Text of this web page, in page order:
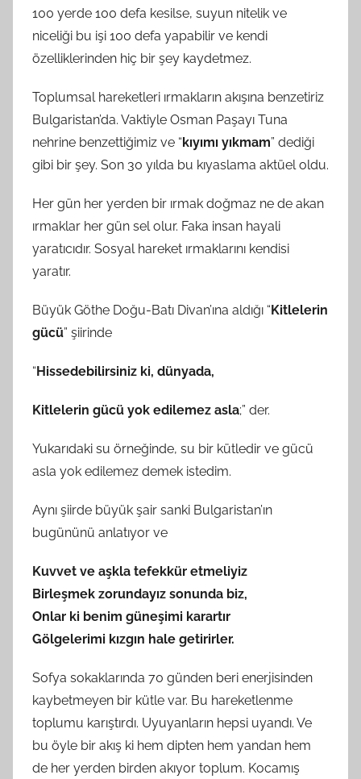
100 yerde 100 defa kesilse, suyun nitelik ve
niceliği bu işi 100 defa yapabilir ve kendi
özelliklerinden hiç bir şey kaydetmez.
Toplumsal hareketleri ırmakların akışına benzetiriz
Bulgaristan’da. Vaktiyle Osman Paşayı Tuna
nehrine benzettiğimiz ve “kıyımı yıkmam” dediği
gibi bir şey. Son 30 yılda bu kıyaslama aktüel oldu.
Her gün her yerden bir ırmak doğmaz ne de akan
ırmaklar her gün sel olur. Faka insan hayali
yaratıcıdır. Sosyal hareket ırmaklarını kendisi
yaratır.
Büyük Göthe Doğu-Batı Divan’ına aldığı “Kitlelerin
gücü” şiirinde
“Hissedebilirsiniz ki, dünyada,
Kitlelerin gücü yok edilemez asla;” der.
Yukarıdaki su örneğinde, su bir kütledir ve gücü
asla yok edilemez demek istedim.
Aynı şiirde büyük şair sanki Bulgaristan’ın
bugününü anlatıyor ve
Kuvvet ve aşkla tefekkür etmeliyiz
Birleşmek zorundayız sonunda biz,
Onlar ki benim güneşimi karartır
Gölgelerimi kızgın hale getirirler.
Sofya sokaklarında 70 günden beri enerjisinden
kaybetmeyen bir kütle var. Bu hareketlenme
toplumu karıştırdı. Uyuyanların hepsi uyandı. Ve
bu öyle bir akış ki hem dipten hem yandan hem
de her yerden birden akıyor toplum. Kocamış